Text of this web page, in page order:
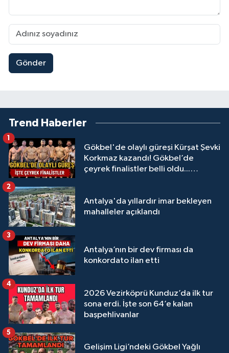
Gönder
Trend Haberler
Gökbel'de olaylı güreşi Kürşat Şevki
Korkmaz kazandı! Gökbel’de
çeyrek finalistler belli oldu...
1
Antalya'da yıllardır imar bekleyen
mahalleler açıklandı
2
Antalya’nın bir dev firması da
konkordato ilan etti
3
2026 Vezirköprü Kunduz’da ilk tur
sona erdi. İşte son 64’e kalan
başpehlivanlar
4
Gelişim Ligi’ndeki Gökbel Yağlı
5